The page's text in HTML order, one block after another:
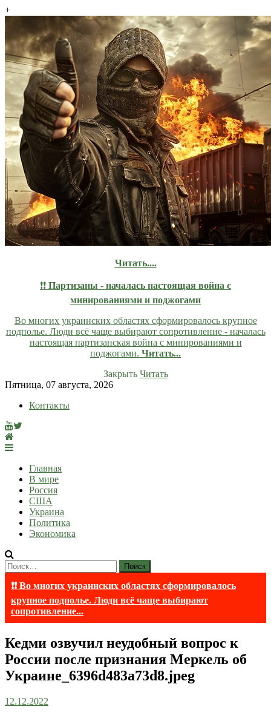
+
Читать....
❗❗ Партизаны - началась настоящая война с
минированиями и поджогами
Во многих украинских областях сформировалось крупное
подполье. Люди всё чаще выбирают сопротивление - началась
настоящая партизанская война с минированиями и
поджогами. Читать...
Закрыть Читать
Skip
content
Пятница, 07 августа, 2026
Контакты
lentaruss
lentaruss — Новости
Главная
В мире
Россия
США
Украина
Политика
Экономика
Найти:
❗❗ Во многих украинских областях сформировалось
крупное подполье. Люди всё чаще выбирают
сопротивление...
Кедми озвучил неудобный вопрос к
России после признания Меркель об
Украине_6396d483a73d8.jpeg
12.12.2022